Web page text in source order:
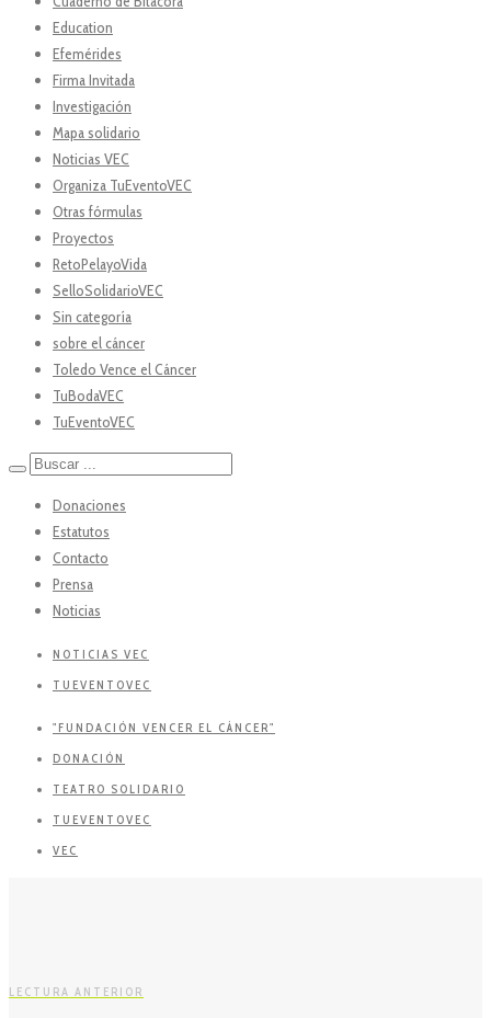
Education
Efemérides
Firma Invitada
Investigación
Mapa solidario
Noticias VEC
Organiza TuEventoVEC
Otras fórmulas
Proyectos
RetoPelayoVida
SelloSolidarioVEC
Sin categoría
sobre el cáncer
Toledo Vence el Cáncer
TuBodaVEC
TuEventoVEC
Donaciones
Estatutos
Contacto
Prensa
Noticias
NOTICIAS VEC
TUEVENTOVEC
"FUNDACIÓN VENCER EL CÁNCER"
DONACIÓN
TEATRO SOLIDARIO
TUEVENTOVEC
VEC
LECTURA ANTERIOR